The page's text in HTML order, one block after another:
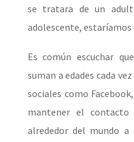
se tratara de un
adolescente,
Es común escuchar
suman a edades cada
sociales como
mantener el contacto
alrededor del mundo